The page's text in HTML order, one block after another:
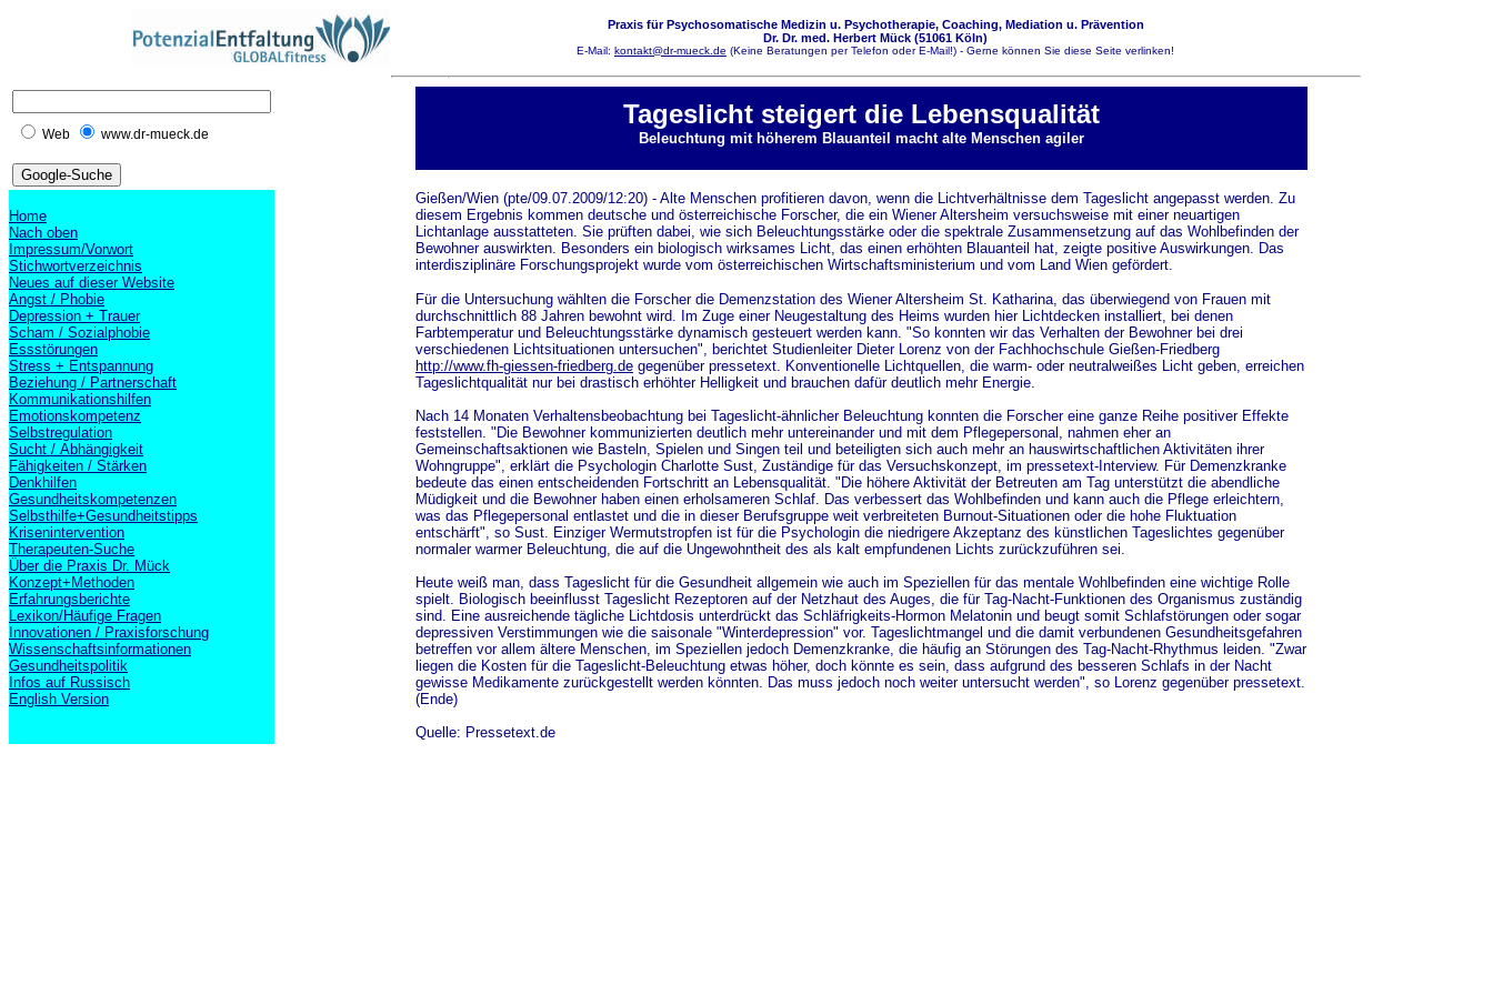
Praxis für Psychosomatische Medizin u. Psychotherapie, Coaching, Mediation u. Prävention
Dr. Dr. med. Herbert Mück (51061 Köln)
E-Mail: kontakt@dr-mueck.de (Keine Beratungen per Telefon oder E-Mail!) - Gerne können Sie diese Seite verlinken!
Web www.dr-mueck.de
Home
Nach oben
Impressum/Vorwort
Stichwortverzeichnis
Neues auf dieser Website
Angst / Phobie
Depression + Trauer
Scham / Sozialphobie
Essstörungen
Stress + Entspannung
Beziehung / Partnerschaft
Kommunikationshilfen
Emotionskompetenz
Selbstregulation
Sucht / Abhängigkeit
Fähigkeiten / Stärken
Denkhilfen
Gesundheitskompetenzen
Selbsthilfe+Gesundheitstipps
Krisenintervention
Therapeuten-Suche
Über die Praxis Dr. Mück
Konzept+Methoden
Erfahrungsberichte
Lexikon/Häufige Fragen
Innovationen / Praxisforschung
Wissenschaftsinformationen
Gesundheitspolitik
Infos auf Russisch
English Version
Tageslicht steigert die Lebensqualität
Beleuchtung mit höherem Blauanteil macht alte Menschen agiler
Gießen/Wien (pte/09.07.2009/12:20) - Alte Menschen profitieren davon, wenn die Lichtverhältnisse dem Tageslicht angepasst werden. Zu
diesem Ergebnis kommen deutsche und österreichische Forscher, die ein Wiener Altersheim versuchsweise mit einer neuartigen
Lichtanlage ausstatteten. Sie prüften dabei, wie sich Beleuchtungsstärke oder die spektrale Zusammensetzung auf das Wohlbefinden der
Bewohner auswirkten. Besonders ein biologisch wirksames Licht, das einen erhöhten Blauanteil hat, zeigte positive Auswirkungen. Das
interdisziplinäre Forschungsprojekt wurde vom österreichischen Wirtschaftsministerium und vom Land Wien gefördert.
Für die Untersuchung wählten die Forscher die Demenzstation des Wiener Altersheim St. Katharina, das überwiegend von Frauen mit
durchschnittlich 88 Jahren bewohnt wird. Im Zuge einer Neugestaltung des Heims wurden hier Lichtdecken installiert, bei denen
Farbtemperatur und Beleuchtungsstärke dynamisch gesteuert werden kann. "So konnten wir das Verhalten der Bewohner bei drei
verschiedenen Lichtsituationen untersuchen", berichtet Studienleiter Dieter Lorenz von der Fachhochschule Gießen-Friedberg
http://www.fh-giessen-friedberg.de gegenüber pressetext. Konventionelle Lichtquellen, die warm- oder neutralweißes Licht geben, erreichen
Tageslichtqualität nur bei drastisch erhöhter Helligkeit und brauchen dafür deutlich mehr Energie.
Nach 14 Monaten Verhaltensbeobachtung bei Tageslicht-ähnlicher Beleuchtung konnten die Forscher eine ganze Reihe positiver Effekte
feststellen. "Die Bewohner kommunizierten deutlich mehr untereinander und mit dem Pflegepersonal, nahmen eher an
Gemeinschaftsaktionen wie Basteln, Spielen und Singen teil und beteiligten sich auch mehr an hauswirtschaftlichen Aktivitäten ihrer
Wohngruppe", erklärt die Psychologin Charlotte Sust, Zuständige für das Versuchskonzept, im pressetext-Interview. Für Demenzkranke
bedeute das einen entscheidenden Fortschritt an Lebensqualität. "Die höhere Aktivität der Betreuten am Tag unterstützt die abendliche
Müdigkeit und die Bewohner haben einen erholsameren Schlaf. Das verbessert das Wohlbefinden und kann auch die Pflege erleichtern,
was das Pflegepersonal entlastet und die in dieser Berufsgruppe weit verbreiteten Burnout-Situationen oder die hohe Fluktuation
entschärft", so Sust. Einziger Wermutstropfen ist für die Psychologin die niedrigere Akzeptanz des künstlichen Tageslichtes gegenüber
normaler warmer Beleuchtung, die auf die Ungewohntheit des als kalt empfundenen Lichts zurückzuführen sei.
Heute weiß man, dass Tageslicht für die Gesundheit allgemein wie auch im Speziellen für das mentale Wohlbefinden eine wichtige Rolle
spielt. Biologisch beeinflusst Tageslicht Rezeptoren auf der Netzhaut des Auges, die für Tag-Nacht-Funktionen des Organismus zuständig
sind. Eine ausreichende tägliche Lichtdosis unterdrückt das Schläfrigkeits-Hormon Melatonin und beugt somit Schlafstörungen oder sogar
depressiven Verstimmungen wie die saisonale "Winterdepression" vor. Tageslichtmangel und die damit verbundenen Gesundheitsgefahren
betreffen vor allem ältere Menschen, im Speziellen jedoch Demenzkranke, die häufig an Störungen des Tag-Nacht-Rhythmus leiden. "Zwar
liegen die Kosten für die Tageslicht-Beleuchtung etwas höher, doch könnte es sein, dass aufgrund des besseren Schlafs in der Nacht
gewisse Medikamente zurückgestellt werden könnten. Das muss jedoch noch weiter untersucht werden", so Lorenz gegenüber pressetext.
(Ende)
Quelle: Pressetext.de